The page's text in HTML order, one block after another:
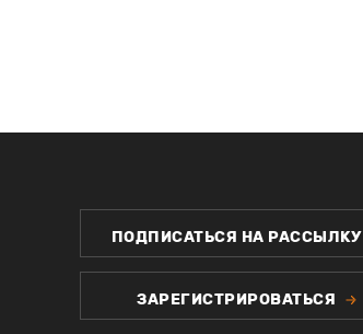
ПОДПИСАТЬСЯ НА РАССЫЛКУ
ЗАРЕГИСТРИРОВАТЬСЯ